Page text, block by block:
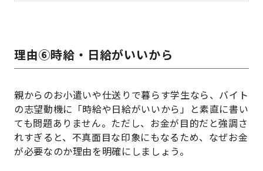
理由⑥時給・日給がいいから
親からのお小遣いや仕送りで暮らす学生なら、バイト
の志望動機に「時給や日給がいいから」と素直に書い
ても問題ありません。ただし、お金が目的だと強調さ
れすぎると、不真面目な印象にもなるため、なぜお金
が必要なのか理由を明確にしましょう。